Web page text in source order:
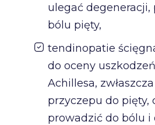
ulegać degeneracji,
bólu pięty,
tendinopatie
do oceny
Achillesa,
przyczepu do pięty,
prowadzić do bólu i